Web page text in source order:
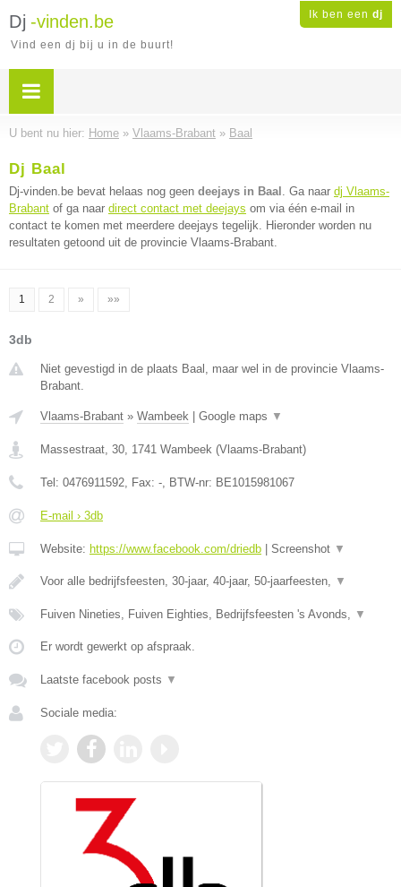
Ik ben een dj
Dj -vinden.be
Vind een dj bij u in de buurt!
U bent nu hier: Home » Vlaams-Brabant » Baal
Dj Baal
Dj-vinden.be bevat helaas nog geen deejays in Baal . Ga naar dj Vlaams-
Brabant of ga naar direct contact met deejays om via één e-mail in
contact te komen met meerdere deejays tegelijk. Hieronder worden nu
resultaten getoond uit de provincie Vlaams-Brabant.
1 2 » »»
3db
Niet gevestigd in de plaats Baal, maar wel in de provincie Vlaams-
Brabant.
Vlaams-Brabant » Wambeek Google maps ▼
Massestraat, 30, 1741 Wambeek (Vlaams-Brabant)
Tel: 0476911592, Fax: -, BTW-nr: BE1015981067
E-mail › 3db
Website: https://www.facebook.com/driedb Screenshot ▼
Voor alle bedrijfsfeesten, 30-jaar, 40-jaar, 50-jaarfeesten, ▼
Fuiven Nineties, Fuiven Eighties, Bedrijfsfeesten 's Avonds, ▼
Er wordt gewerkt op afspraak.
Laatste facebook posts ▼
Sociale media: